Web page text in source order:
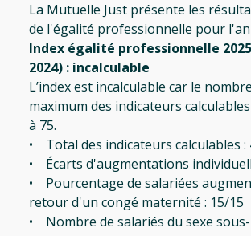
La Mutuelle Just présente les
de l'égalité professionnelle pour
Index égalité professionnelle
2024) : incalculable
L’index est incalculable car le
maximum des indicateurs
à 75.
• Total des indicateurs calculables :
• Écarts d'augmentations
• Pourcentage de salariées
retour d'un congé maternité : 15/15
• Nombre de salariés du sexe